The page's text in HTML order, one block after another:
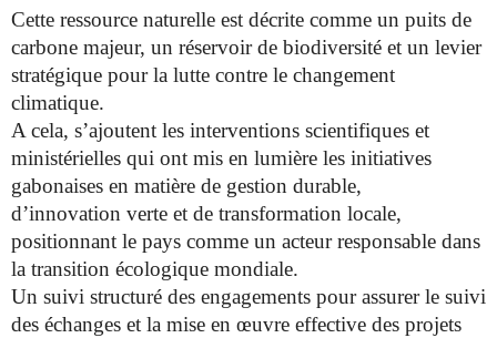
Cette ressource naturelle est décrite comme un puits de
carbone majeur, un réservoir de biodiversité et un levier
stratégique pour la lutte contre le changement
climatique.
A cela, s’ajoutent les interventions scientifiques et
ministérielles qui ont mis en lumière les initiatives
gabonaises en matière de gestion durable,
d’innovation verte et de transformation locale,
positionnant le pays comme un acteur responsable dans
la transition écologique mondiale.
Un suivi structuré des engagements pour assurer le suivi
des échanges et la mise en œuvre effective des projets